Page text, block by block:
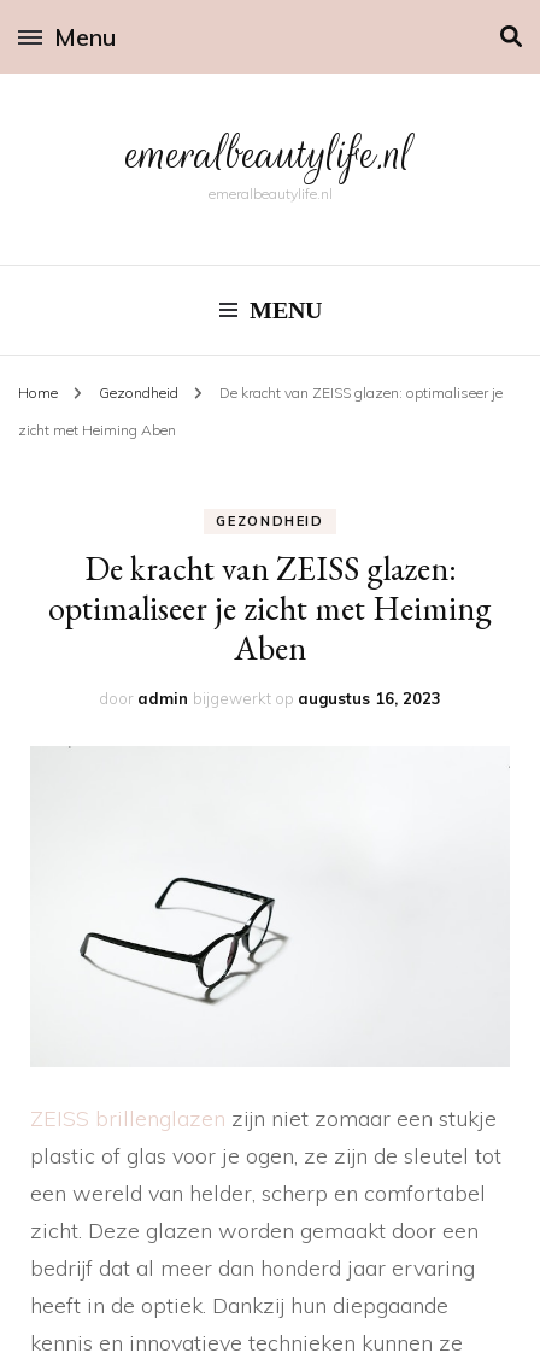
Menu
emeralbeautylife.nl
emeralbeautylife.nl
MENU
Home Gezondheid De kracht van ZEISS glazen: optimaliseer je
zicht met Heiming Aben
GEZONDHEID
De kracht van ZEISS glazen:
optimaliseer je zicht met Heiming
Aben
door admin bijgewerkt op augustus 16, 2023
ZEISS brillenglazen zijn niet zomaar een stukje
plastic of glas voor je ogen, ze zijn de sleutel tot
een wereld van helder, scherp en comfortabel
zicht. Deze glazen worden gemaakt door een
bedrijf dat al meer dan honderd jaar ervaring
heeft in de optiek. Dankzij hun diepgaande
kennis en innovatieve technieken kunnen ze